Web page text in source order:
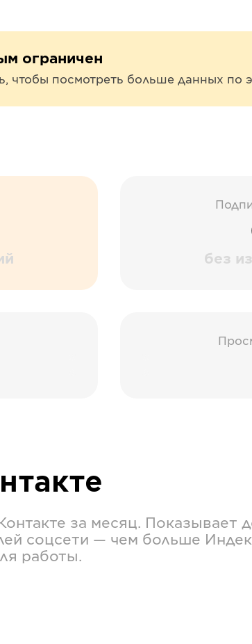
ограничен
чтобы посмотреть больше данных по
без
за месяц. Показывает
соцсети — чем больше
работы.